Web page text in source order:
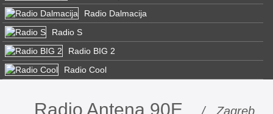
Radio Dalmacija
Radio S
Radio BIG 2
Radio Cool
Radio Antena 90E / Zagreb